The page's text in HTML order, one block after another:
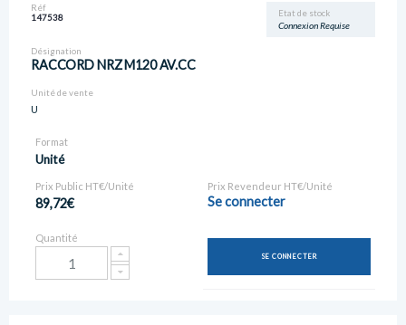
Etat de stock
Connexion Requise
Réf
147538
Désignation
RACCORD NRZ M120 AV.CC
Unité de vente
U
Format
Unité
Prix Public HT€/Unité
89,72€
Prix Revendeur HT€/Unité
Se connecter
Quantité
SE CONNECTER